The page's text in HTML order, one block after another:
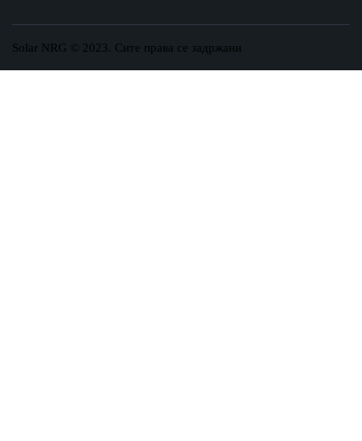
Solar NRG © 2023. Сите права се задржани